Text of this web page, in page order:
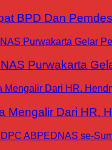
BPD Dan
Purwakarta
Mengalir Dari HR.